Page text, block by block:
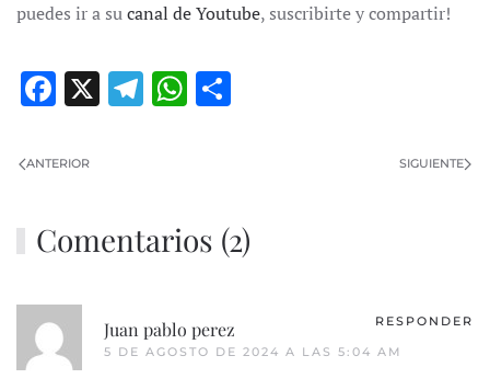
puedes ir a sucanal de Youtube, suscribirte y compartir!
Facebook
X Telegram
WhatsApp
ANTERIOR SIGUIENTE
Comentarios (2)
Juan pablo perez
5 DE AGOSTO DE 2024 A LAS 5:04 AM
RESPONDER